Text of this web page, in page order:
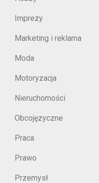
Imprezy
Marketing i reklama
Moda
Motoryzacja
Nieruchomości
Obcojęzyczne
Praca
Prawo
Przemysł